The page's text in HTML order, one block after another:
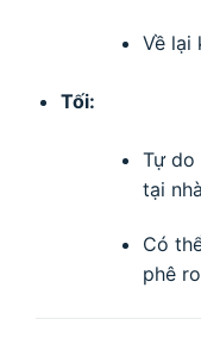
Về lại
Tối:
Tự do
tại
Có
phê